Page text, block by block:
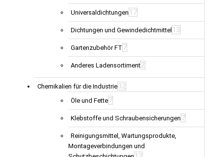
Universaldichtungen 17
Dichtungen und Gewindedichtmittel 13
Gartenzubehör FT 7
Anderes Ladensortiment2
Chemikalien für die Industrie32
Öle und Fette7
Klebstoffe und Schraubensicherungen 7
Reinigungsmittel, Wartungsprodukte,
Montageverbindungen und